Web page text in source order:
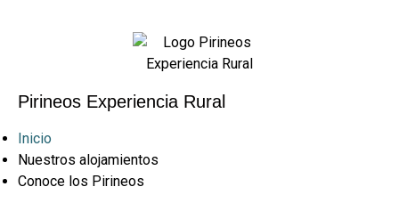
Pirineos Experiencia Rural
Inicio
Nuestros alojamientos
Conoce los Pirineos